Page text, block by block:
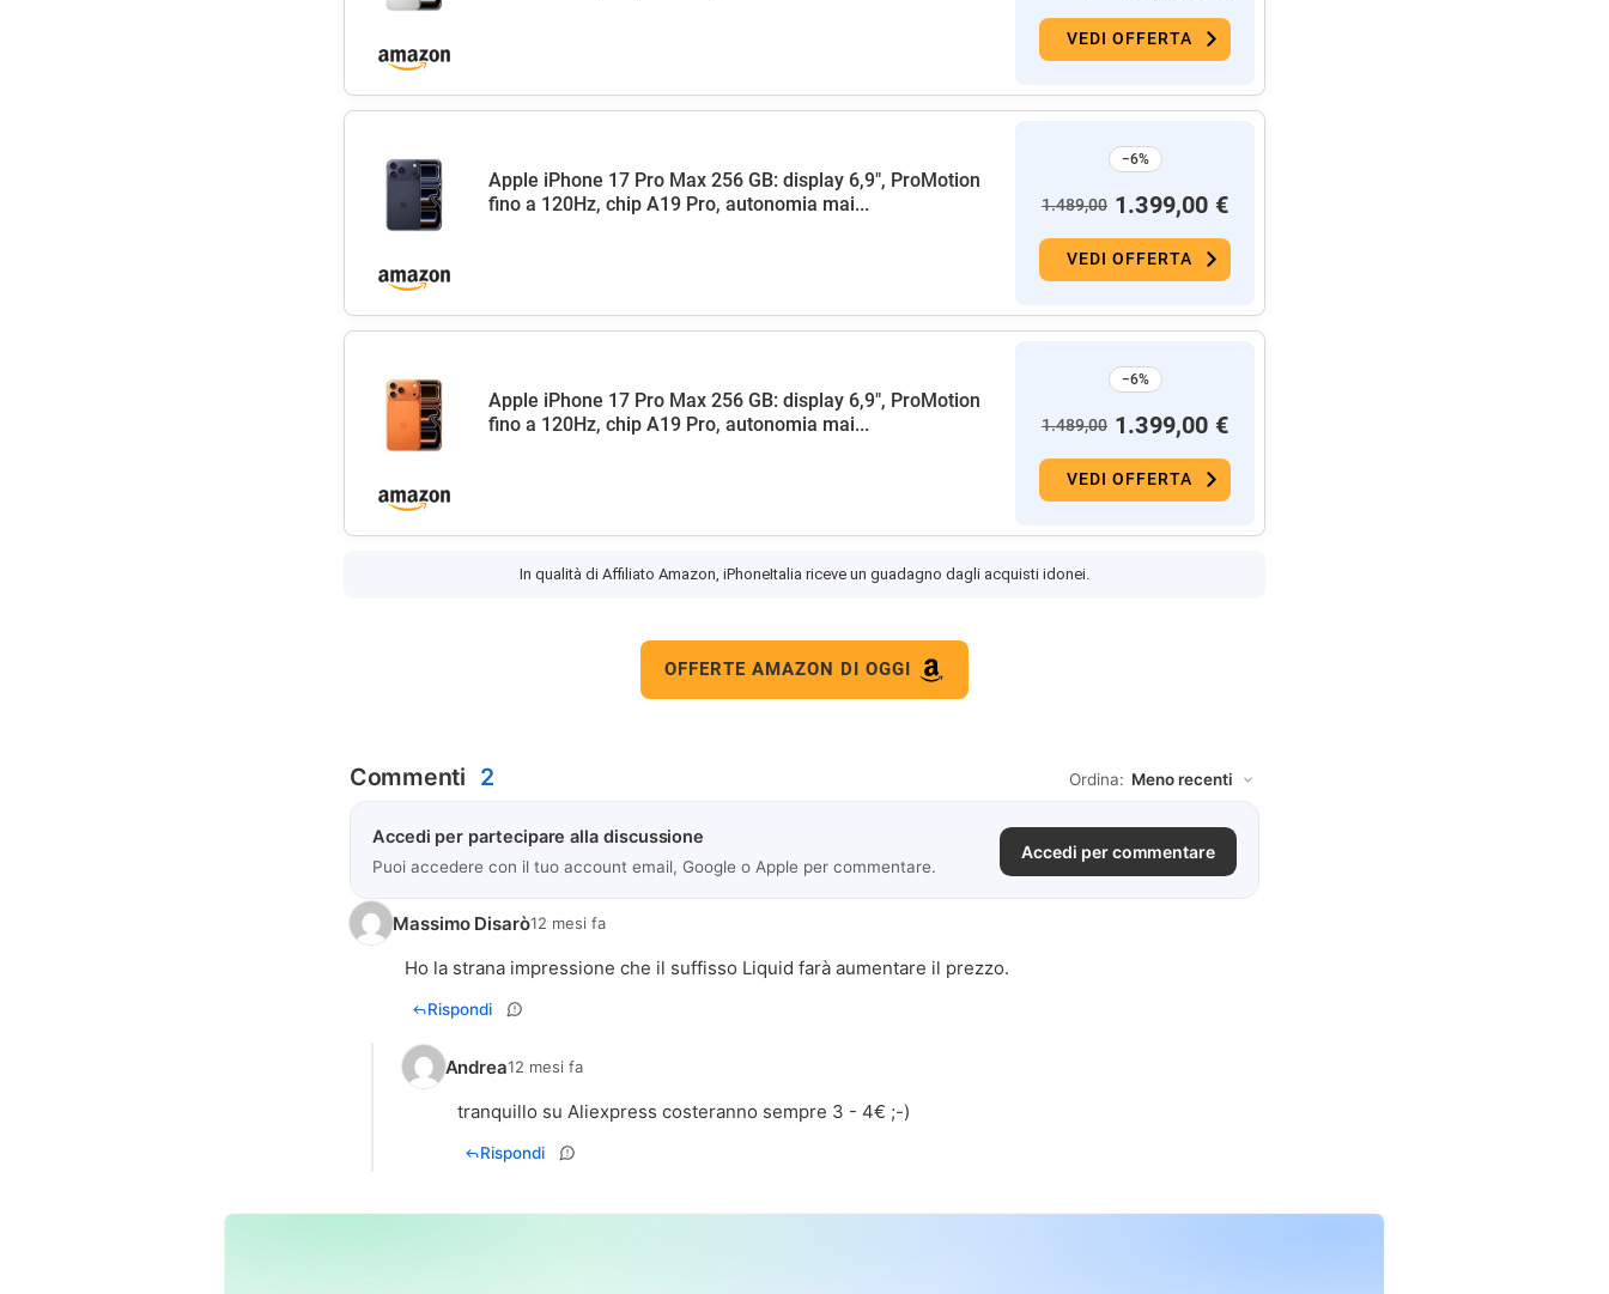
VEDI OFFERTA
Apple iPhone 17 Pro Max 256 GB: display 6,9", ProMotion
fino a 120Hz, chip A19 Pro, autonomia mai...
−6%
1.489,00 1.399,00 €
VEDI OFFERTA
Apple iPhone 17 Pro Max 256 GB: display 6,9", ProMotion
fino a 120Hz, chip A19 Pro, autonomia mai...
−6%
1.489,00 1.399,00 €
VEDI OFFERTA
In qualità di Affiliato Amazon, iPhoneItalia riceve un guadagno dagli acquisti idonei.
OFFERTE AMAZON DI OGGI
Commenti 2 Ordina:
Accedi per partecipare alla discussione
Puoi accedere con il tuo account email, Google o Apple per commentare.
Accedi per commentare
Massimo Disarò12 mesi fa
Ho la strana impressione che il suffisso Liquid farà aumentare il prezzo.
Rispondi
Andrea12 mesi fa
tranquillo su Aliexpress costeranno sempre 3 - 4€ ;-)
Rispondi